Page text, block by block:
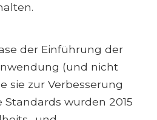
der Einführung der
(und nicht
sie zur Verbesserung
wurden 2015